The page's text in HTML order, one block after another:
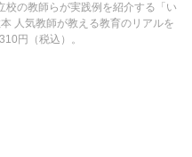
の教師らが実践例を紹介する「い
人気教師が教える教育のリアルを
円（税込）。